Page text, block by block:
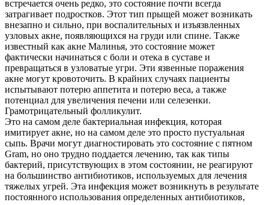
встречается очень редко, это состояние почти всегда
затрагивает подростков. Этот тип прыщей может возникать
внезапно и сильно, при воспалительных и изъязвленных
узловых акне, появляющихся на груди или спине. Также
известный как акне Малинья, это состояние может
фактически начинаться с боли и отека в суставе и
превращаться в узловатые угри. Эти язвенные поражения
акне могут кровоточить. В крайних случаях пациенты
испытывают потерю аппетита и потерю веса, а также
потенциал для увеличения печени или селезенки.
Грамотрицательный фолликулит.
Это на самом деле бактериальная инфекция, которая
имитирует акне, но на самом деле это просто пустуальная
сыпь. Врачи могут диагностировать это состояние с пятном
Gram, но оно трудно поддается лечению, так как типы
бактерий, присутствующих в этом состоянии, не реагируют
на большинство антибиотиков, используемых для лечения
тяжелых угрей. Эта инфекция может возникнуть в результате
постоянного использования определенных антибиотиков,